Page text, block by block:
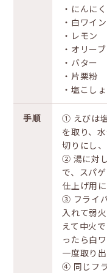
・にんに
・白ワイ
・レモン
・オリー
・バター
・片栗粉
・塩こし
手順
① えびは
を取り、
切りにし
② 湯に対
で、スパ
仕上げ用
③ フライ
入れて弱
えて中火
ったら白
一度取り
④ 同じフ